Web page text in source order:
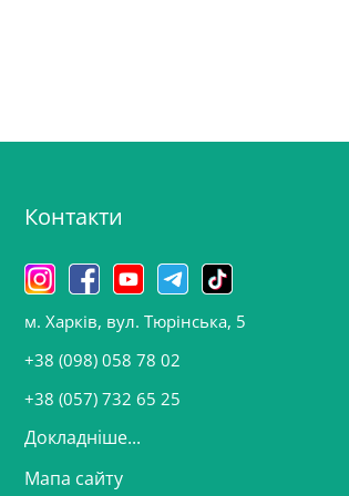
Контакти
м. Харків, вул. Тюрінська, 5
+38 (098) 058 78 02
+38 (057) 732 65 25
Докладніше...
Мапа сайту